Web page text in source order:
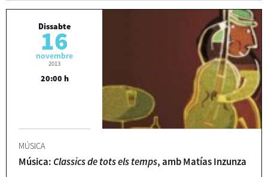
Dissabte
16
novembre
2013
20:00 h
MÚSICA
Música: Classics de tots els temps, amb Matías Inzunza